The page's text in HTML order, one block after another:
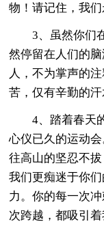
物！请记住，我们
3、虽然你们在
然停留在人们的
人，不为掌声的
苦，仅有辛勤的汗
4、踏着春天的
心仪已久的运动
往高山的坚忍不
我们更痴迷于你
力。你的每一次
次跨越，都吸引